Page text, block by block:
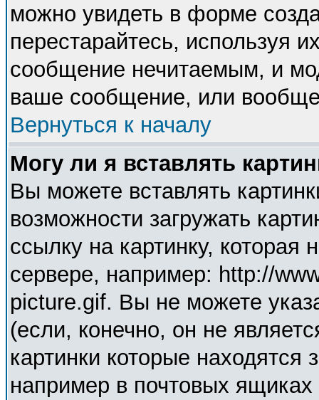
можно увидеть в форме
перестарайтесь, используя
сообщение нечитаемым, и
ваше сообщение, или вообще
Вернуться к началу
Могу ли я вставлять
Вы можете вставлять
возможности загружать
ссылку на картинку,
сервере, например: http://
picture.gif. Вы не можете
(если, конечно, он не
картинки которые
например в почтовых